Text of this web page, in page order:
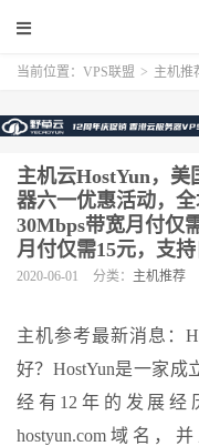
当前位置： VPS联盟 > 主机推
主机云HostYun，
器六一优惠活动，
30Mbps带宽月付仅
月付仅需15元，支
2020-06-01 分类： 主机推荐
主机参考最新消息：
好？HostYun是一家成
经有12年的发展经
hostyun.com域名